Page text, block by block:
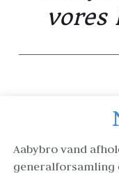
vores
Aabybro vand
generalforsamling